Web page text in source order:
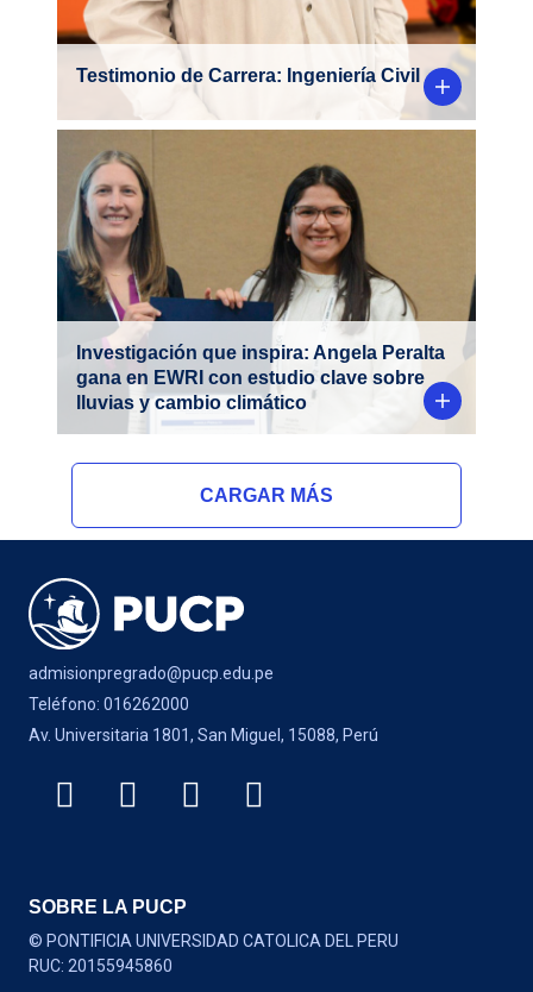
Testimonio de Carrera: Ingeniería Civil
Investigación que inspira: Angela Peralta
gana en EWRI con estudio clave sobre
lluvias y cambio climático
Angela Peralta obtuvo el primer lugar en la
competencia de papers estudiantiles en
World Environmental & Water Resources
Congress 2025 (EWRI).
CARGAR MÁS
admisionpregrado@pucp.edu.pe
Teléfono: 016262000
Av. Universitaria 1801, San Miguel, 15088, Perú
SOBRE LA PUCP
© PONTIFICIA UNIVERSIDAD CATOLICA DEL PERU
RUC: 20155945860